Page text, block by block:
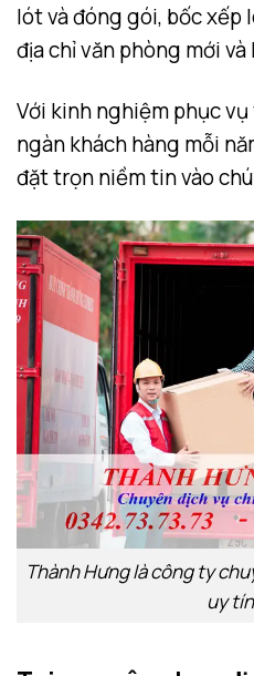
lót và đóng gói, bốc xếp
địa chỉ văn phòng mới
Với kinh nghiệm phục
ngàn khách hàng mỗi
đặt trọn niềm tin vào
Thành Hưng là công ty
uy